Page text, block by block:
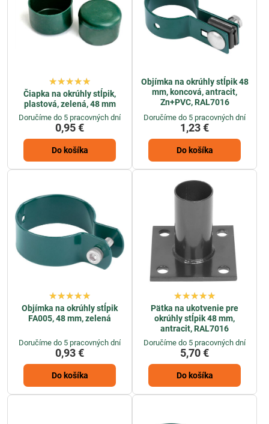
Čiapka na okrúhly stĺpik,
plastová, zelená, 48 mm
Doručíme do 5 pracovných dní
0,95 €
Do košíka
Objímka na okrúhly stĺpik 48
mm, koncová, antracit,
Zn+PVC, RAL7016
Doručíme do 5 pracovných dní
1,23 €
Do košíka
Objímka na okrúhly stĺpik
FA005, 48 mm, zelená
Doručíme do 5 pracovných dní
0,93 €
Do košíka
Pätka na ukotvenie pre
okrúhly stĺpik 48 mm,
antracit, RAL7016
Doručíme do 5 pracovných dní
5,70 €
Do košíka